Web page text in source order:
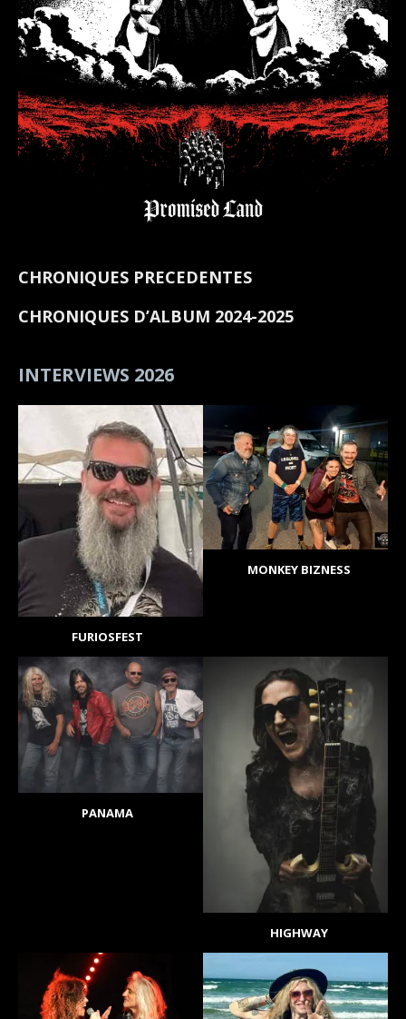
CHRONIQUES PRECEDENTES
CHRONIQUES D’ALBUM 2024-2025
INTERVIEWS 2026
FURIOSFEST
MONKEY BIZNESS
PANAMA
HIGHWAY